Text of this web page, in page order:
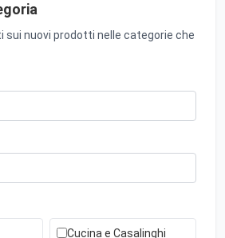
sui nuovi prodotti nelle categorie che
Cucina e Casalinghi